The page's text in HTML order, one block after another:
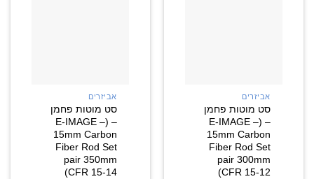
אביזרים
סט מוטות פחמן
– (E-IMAGE –
15mm Carbon
Fiber Rod Set
pair 300mm
(CFR 15-12
אביזרים
סט מוטות פחמן
– (E-IMAGE –
15mm Carbon
Fiber Rod Set
pair 350mm
(CFR 15-14